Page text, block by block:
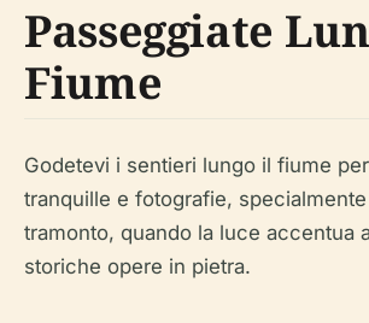
Passeggiate
Fiume
Godetevi i sentieri lungo il fiume
tranquille e fotografie,
tramonto, quando la luce accentua
storiche opere in pietra.